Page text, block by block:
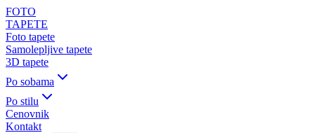
FOTO
TAPETE
Foto tapete
Samolepljive tapete
3D tapete
Po sobama
Po stilu
Cenovnik
Kontakt